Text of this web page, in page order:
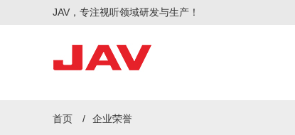
JAV，专注视听领域研发与生产！
首页 / 企业荣誉